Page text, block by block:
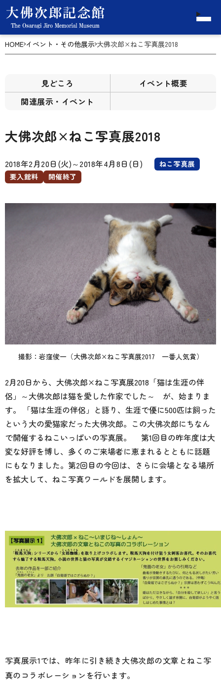
HOME イベント・その他展示 大佛次郎×ねこ写真展2018
見どころ
イベント概要
関連展示・イベント
大佛次郎×ねこ写真展2018
2018年2月20日(火)～2018年4月8日(日)
ねこ写真展
要入館料
開催終了
撮影：岩窪俊一（大佛次郎×ねこ写真展2017 一番人気賞）
2月20日から、大佛次郎×ねこ写真展2018「猫は生涯の伴
侶」～大佛次郎は猫を愛した作家でした～ が、始まりま
す。 「猫は生涯の伴侶」と語り、生涯で優に500匹は飼った
という大の愛猫家だった大佛次郎。この大佛次郎にちなん
で開催するねこいっぱいの写真展。 第1回目の昨年度は大
変な好評を博し、多くのご来場者に恵まれるとともに話題
にもなりました。第2回目の今回は、さらに会場となる場所
を拡大して、ねこ写真ワールドを展開します。
写真展示1では、昨年に引き続き大佛次郎の文章とねこ写
真のコラボレーションを行います。